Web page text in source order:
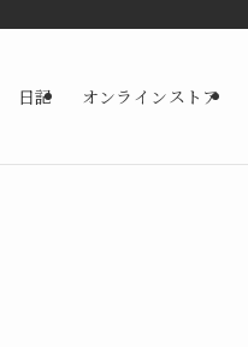
日記 オンラインストア